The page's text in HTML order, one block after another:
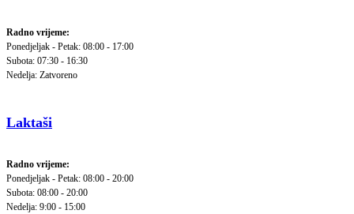
Radno vrijeme:
Ponedjeljak - Petak: 08:00 - 17:00
Subota: 07:30 - 16:30
Nedelja: Zatvoreno
Laktaši
Radno vrijeme:
Ponedjeljak - Petak: 08:00 - 20:00
Subota: 08:00 - 20:00
Nedelja: 9:00 - 15:00